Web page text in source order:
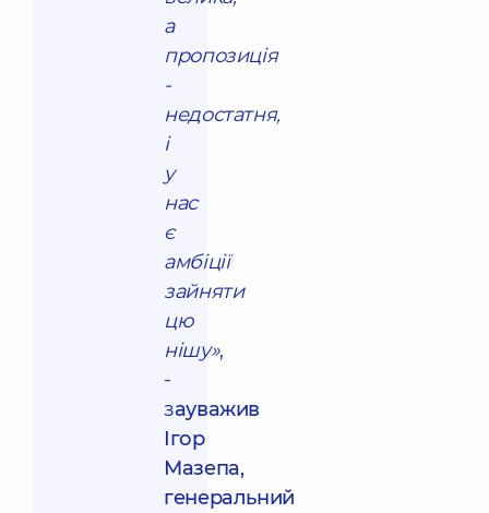
а
пропозиція
-
недостатня,
і
у
нас
є
амбіції
зайняти
цю
нішу»,
-
зауважив
Ігор
Мазепа,
генеральний